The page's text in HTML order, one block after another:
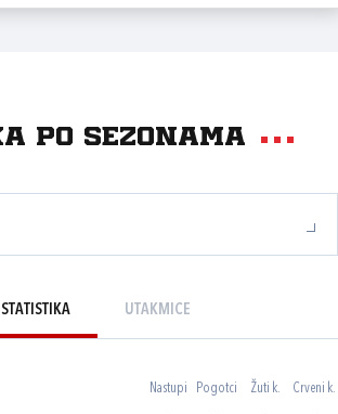
po sezonama
STATISTIKA UTAKMICE
Nastupi Pogotci Žuti k. Crveni k.